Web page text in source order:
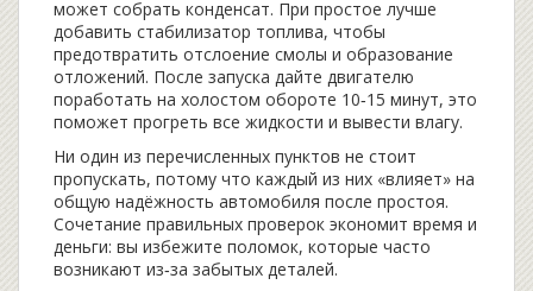
может собрать конденсат. При простое лучше
добавить стабилизатор топлива, чтобы
предотвратить отслоение смолы и образование
отложений. После запуска дайте двигателю
поработать на холостом обороте 10‑15 минут, это
поможет прогреть все жидкости и вывести влагу.
Ни один из перечисленных пунктов не стоит
пропускать, потому что каждый из них «влияет» на
общую надёжность автомобиля после простоя.
Сочетание правильных проверок экономит время и
деньги: вы избежите поломок, которые часто
возникают из‑за забытых деталей.